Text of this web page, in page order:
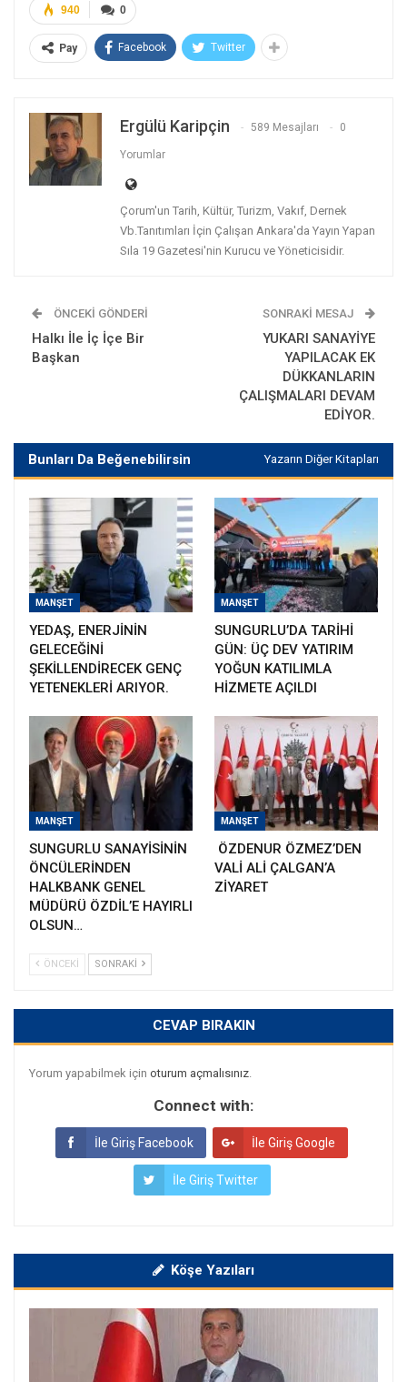
0
940
Pay Facebook Twitter
Ergülü Karipçin 589 Mesajları 0
Yorumlar
Çorum'un Tarih, Kültür, Turizm, Vakıf, Dernek
Vb.Tanıtımları İçin Çalışan Ankara'da Yayın Yapan
Sıla 19 Gazetesi'nin Kurucu ve Yöneticisidir.
ÖNCEKI GÖNDERI
Halkı İle İç İçe Bir
Başkan
SONRAKI MESAJ
YUKARI SANAYİYE
YAPILACAK EK
DÜKKANLARIN
ÇALIŞMALARI DEVAM
EDİYOR.
Bunları Da Beğenebilirsin Yazarın Diğer Kitapları
MANŞET
YEDAŞ, ENERJİNİN
GELECEĞİNİ
ŞEKİLLENDİRECEK GENÇ
YETENEKLERİ ARIYOR.
MANŞET
SUNGURLU’DA TARİHİ
GÜN: ÜÇ DEV YATIRIM
YOĞUN KATILIMLA
HİZMETE AÇILDI
MANŞET
SUNGURLU SANAYİSİNİN
ÖNCÜLERİNDEN
HALKBANK GENEL
MÜDÜRÜ ÖZDİL’E HAYIRLI
OLSUN…
MANŞET
ÖZDENUR ÖZMEZ’DEN
VALİ ALİ ÇALGAN’A
ZİYARET
ÖNCEKI SONRAKI
CEVAP BIRAKIN
Yorum yapabilmek için oturum açmalısınız
Connect with:
İle Giriş Facebook İle Giriş Google
İle Giriş Twitter
Köşe Yazıları